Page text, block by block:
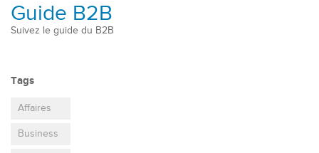
Guide B2B
Suivez le guide du B2B
Tags
Affaires
Business